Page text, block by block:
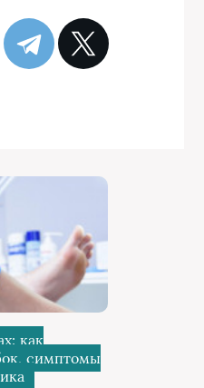
как
симптомы